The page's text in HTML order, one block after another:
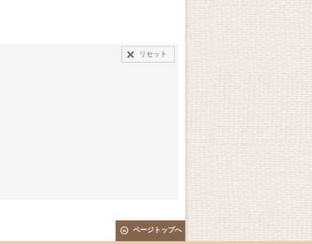
リセット
ページトップへ